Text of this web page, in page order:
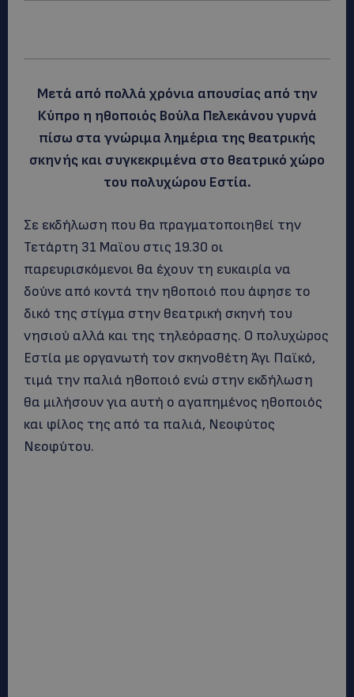
Μετά από πολλά χρόνια απουσίας από την
Κύπρο η ηθοποιός Βούλα Πελεκάνου γυρνά
πίσω στα γνώριμα λημέρια της θεατρικής
σκηνής και συγκεκριμένα στο θεατρικό χώρο
του πολυχώρου Εστία.
Σε εκδήλωση που θα πραγματοποιηθεί την
Τετάρτη 31 Μαϊου στις 19.30 οι
παρευρισκόμενοι θα έχουν τη ευκαιρία να
δούνε από κοντά την ηθοποιό που άφησε το
δικό της στίγμα στην θεατρική σκηνή του
νησιού αλλά και της τηλεόρασης. Ο πολυχώρος
Εστία με οργανωτή τον σκηνοθέτη Άγι Παϊκό,
τιμά την παλιά ηθοποιό ενώ στην εκδήλωση
θα μιλήσουν για αυτή ο αγαπημένος ηθοποιός
και φίλος της από τα παλιά, Νεοφύτος
Νεοφύτου.